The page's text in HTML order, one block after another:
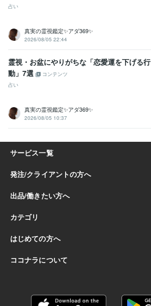
占い
真実の霊視鑑定✨アダ369✨
2026/08/05 22:44
霊視・お盆にやりがちな「恋愛運を下げる行
動」7選
コンテンツ
占い
真実の霊視鑑定✨アダ369✨
2026/08/05 10:37